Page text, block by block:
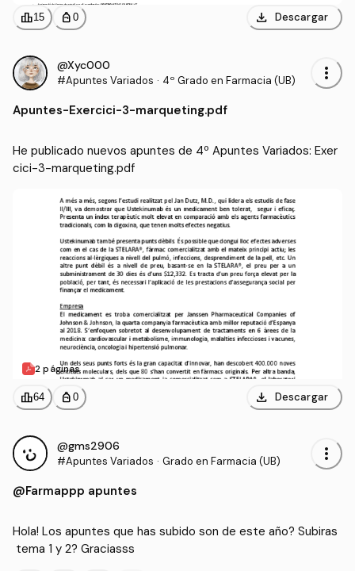
leaderboard15 personal_bag 0 download Descargar
@Xyc000
#Apuntes Variados · 4º Grado en Farmacia (UB) more_vert
Apuntes-Exercici-3-marqueting.pdf
He publicado nuevos apuntes de 4º Apuntes Variados: Exer
cici-3-marqueting.pdf
2 páginas
leaderboard64 personal_bag 0 download Descargar
@gms2906
#Apuntes Variados · Grado en Farmacia (UB) more_vert
@Farmappp apuntes
Hola! Los apuntes que has subido son de este año? Subiras
tema 1 y 2? Graciasss